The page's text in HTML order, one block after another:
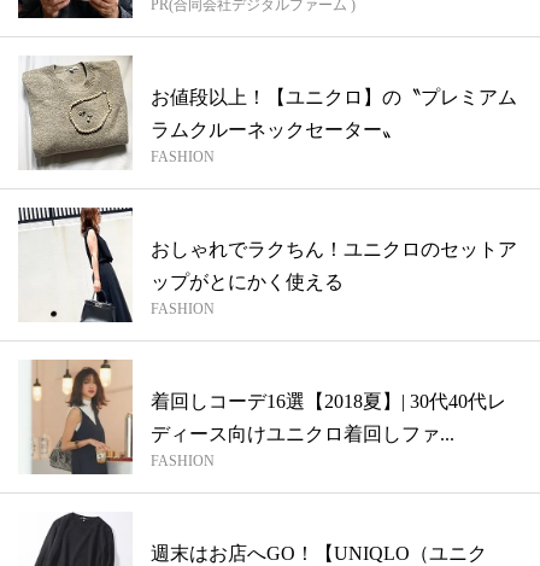
PR(合同会社デジタルファーム )
お値段以上！【ユニクロ】の〝プレミアム
ラムクルーネックセーター〟
FASHION
おしゃれでラクちん！ユニクロのセットア
ップがとにかく使える
FASHION
着回しコーデ16選【2018夏】| 30代40代レ
ディース向けユニクロ着回しファ...
FASHION
週末はお店へGO！【UNIQLO（ユニク